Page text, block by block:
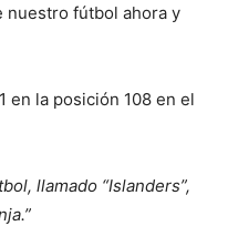
nuestro fútbol ahora y
en la posición 108 en el
llamado “Islanders”,